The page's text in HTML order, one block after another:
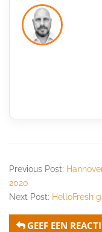
Previous Post:
2020
Next Post: HelloFresh
GEEF EEN